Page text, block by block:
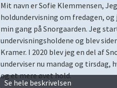
Mit navn er Sofie Klemmensen,
holdundervisning om fredagen,
min gang på Snorgaarden. Jeg
undervisningsholdene og blev
Kramer. I 2020 blev jeg en del af
underviser nu mandag og tirsdag,
og et mere øvet hold.
Se hele beskrivelsen